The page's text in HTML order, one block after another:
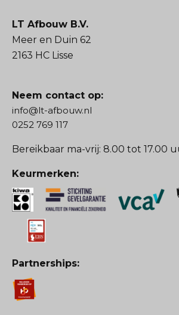
LT Afbouw B.V.
Meer en Duin 62
2163 HC Lisse
Neem contact op:
info@lt-afbouw.nl
0252 769 117
Bereikbaar ma-vrij: 8.00 tot 17.00
Keurmerken:
Partnerships: